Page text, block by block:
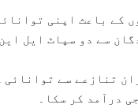
کے باعث اپنی
سے دو سپاٹ ایل
تنازعے سے توانائی